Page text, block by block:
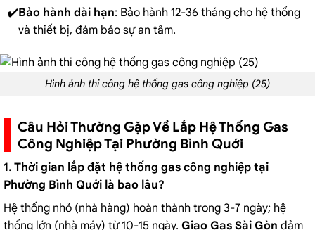
Bảo hành dài hạn: Bảo hành 12-36 tháng cho hệ thống
và thiết bị, đảm bảo sự an tâm.
Hình ảnh thi công hệ thống gas công nghiệp (25)
Câu Hỏi Thường Gặp Về Lắp Hệ Thống Gas
Công Nghiệp Tại Phường Bình Quới
1. Thời gian lắp đặt hệ thống gas công nghiệp tại
Phường Bình Quới là bao lâu?
Hệ thống nhỏ (nhà hàng) hoàn thành trong 3-7 ngày; hệ
thống lớn (nhà máy) từ 10-15 ngày. Giao Gas Sài Gòn đảm